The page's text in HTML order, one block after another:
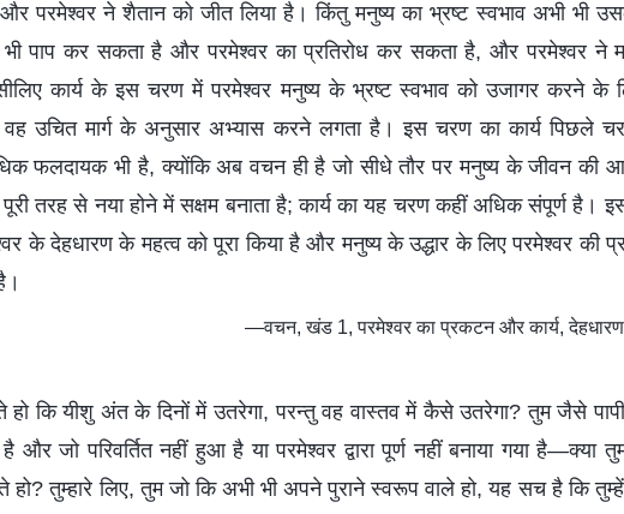
परमेश्वर ने शैतान को जीत लिया है। किंतु मनुष्य का भ्रष्ट स्वभाव अभी भी
पाप कर सकता है और परमेश्वर का प्रतिरोध कर सकता है, और परमेश्वर ने
कार्य के इस चरण में परमेश्वर मनुष्य के भ्रष्ट स्वभाव को उजागर करने के
उचित मार्ग के अनुसार अभ्यास करने लगता है। इस चरण का कार्य पिछले
फलदायक भी है, क्योंकि अब वचन ही है जो सीधे तौर पर मनुष्य के जीवन की
तरह से नया होने में सक्षम बनाता है; कार्य का यह चरण कहीं अधिक संपूर्ण है।
के देहधारण के महत्व को पूरा किया है और मनुष्य के उद्धार के लिए परमेश्वर की
—वचन, खंड 1, परमेश्वर का प्रकटन और कार्य,
हो कि यीशु अंत के दिनों में उतरेगा, परन्तु वह वास्तव में कैसे उतरेगा? तुम जैसे
और जो परिवर्तित नहीं हुआ है या परमेश्वर द्वारा पूर्ण नहीं बनाया गया है—क्या
तुम्हारे लिए, तुम जो कि अभी भी अपने पुराने स्वरूप वाले हो, यह सच है कि तुम्हें